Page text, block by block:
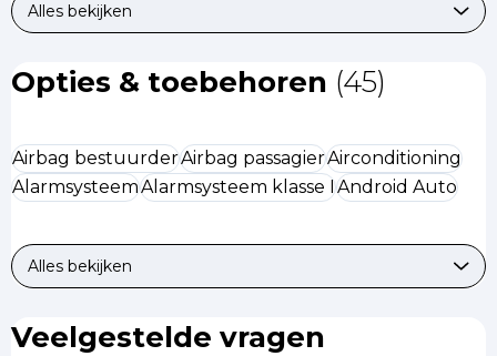
Alles bekijken
Opties & toebehoren (45)
Airbag bestuurderAirbag passagierAirconditioning
AlarmsysteemAlarmsysteem klasse IAndroid Auto
Alles bekijken
Veelgestelde vragen